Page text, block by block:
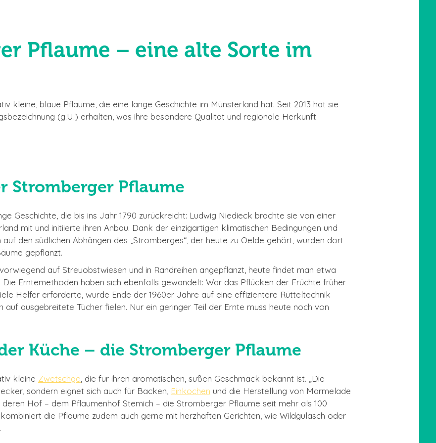
Pflaume – eine alte Sorte im
kleine, blaue Pflaume, die eine lange Geschichte im Münsterland hat. Seit 2013 hat sie
(g.U.) erhalten, was ihre besondere Qualität und regionale Herkunft
Stromberger Pflaume
Geschichte, die bis ins Jahr 1790 zurückreicht: Ludwig Niedieck brachte sie von einer
mit und initiierte ihren Anbau. Dank der einzigartigen klimatischen Bedingungen und
den südlichen Abhängen des „Stromberges“, der heute zu Oelde gehört, wurden dort
gepflanzt.
auf Streuobstwiesen und in Randreihen angepflanzt, heute findet man etwa
Erntemethoden haben sich ebenfalls gewandelt: War das Pflücken der Früchte früher
Helfer erforderte, wurde Ende der 1960er Jahre auf eine effizientere Rütteltechnik
auf ausgebreitete Tücher fielen. Nur ein geringer Teil der Ernte muss heute noch von
Küche – die Stromberger Pflaume
kleine Zwetschge , die für ihren aromatischen, süßen Geschmack bekannt ist. „Die
sondern eignet sich auch für Backen, Einkochen und die Herstellung von Marmelade
deren Hof – dem Pflaumenhof Stemich – die Stromberger Pflaume seit mehr als 100
die Pflaume zudem auch gerne mit herzhaften Gerichten, wie Wildgulasch oder